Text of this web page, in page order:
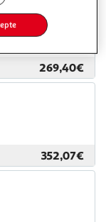
269,40€
352,07€